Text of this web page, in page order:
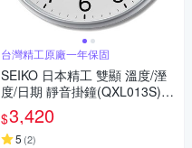
台灣精工原廠一年保固
SEIKO 日本精工 雙顯 溫度/溼
度/日期 靜音掛鐘(QXL013S)-
白/33cm
$3,420
5 (2)